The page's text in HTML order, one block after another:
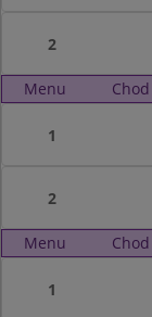
2
Menu Chod
1
2
Menu Chod
1